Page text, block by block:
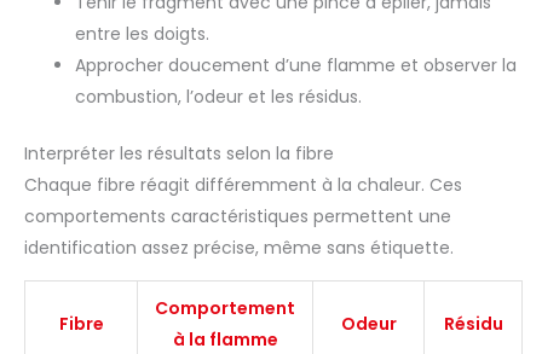
entre les doigts.
Approcher doucement d’une flamme et observer la
combustion, l’odeur et les résidus.
Interpréter les résultats selon la fibre
Chaque fibre réagit différemment à la chaleur. Ces
comportements caractéristiques permettent une
identification assez précise, même sans étiquette.
Fibre
Comportement
à la flamme
Odeur Résidu